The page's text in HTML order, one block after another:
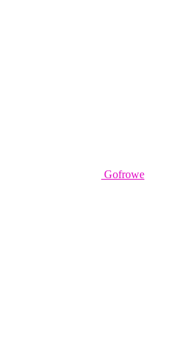
Gofrowe